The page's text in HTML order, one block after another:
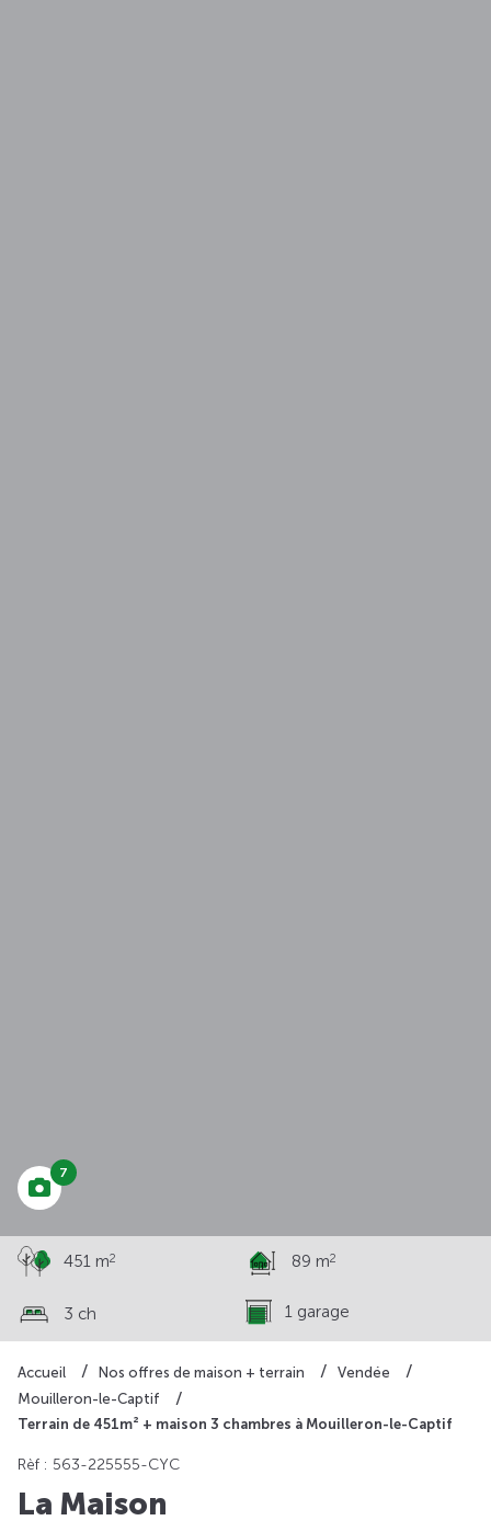
Accueil Nos offres de maison + terrain
Vendée
Mouilleron-le-Captif
Terrain de 451m² + maison 3 chambres à Mouilleron-le-Captif
7
451 m2 89 m2
3 ch 1 garage
Rèf : 563-225555-CYC
La Maison